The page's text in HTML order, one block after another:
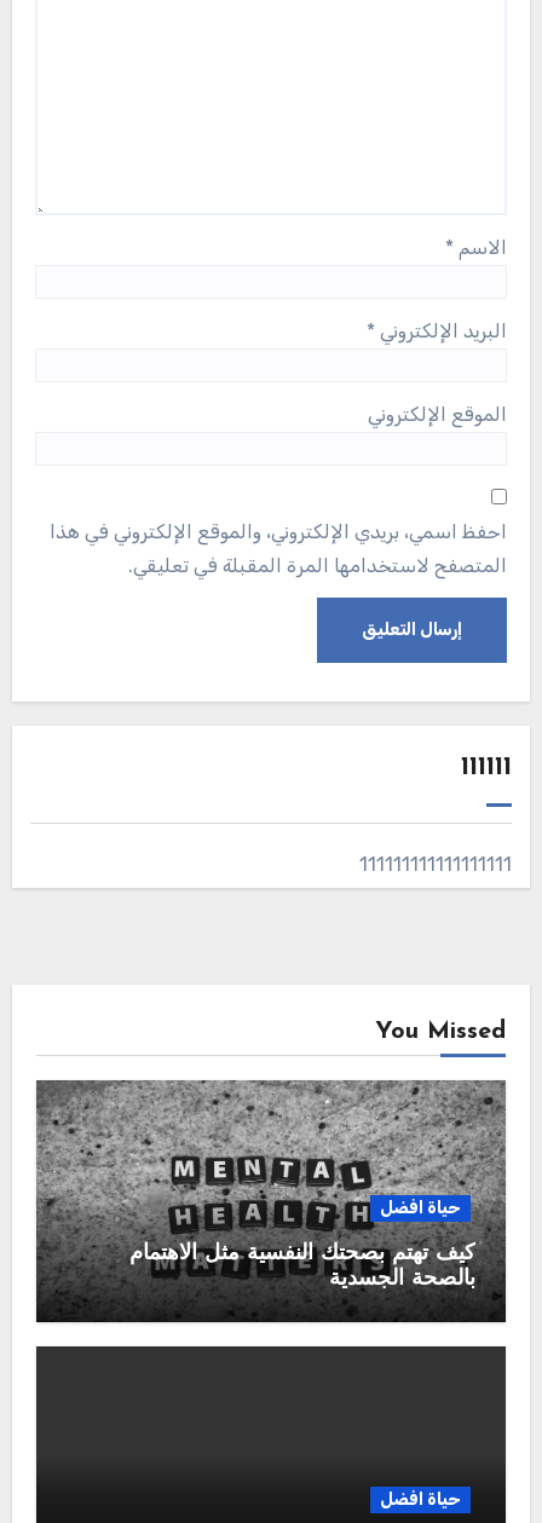
الاسم *
البريد الإلكتروني *
الموقع الإلكتروني
احفظ اسمي، بريدي الإلكتروني، والموقع الإلكتروني في هذا
المتصفح لاستخدامها المرة المقبلة في تعليقي.
111111
111111111111111111
You Missed
حياة افضل
كيف تهتم بصحتك النفسية مثل الاهتمام
بالصحة الجسدية
حياة افضل